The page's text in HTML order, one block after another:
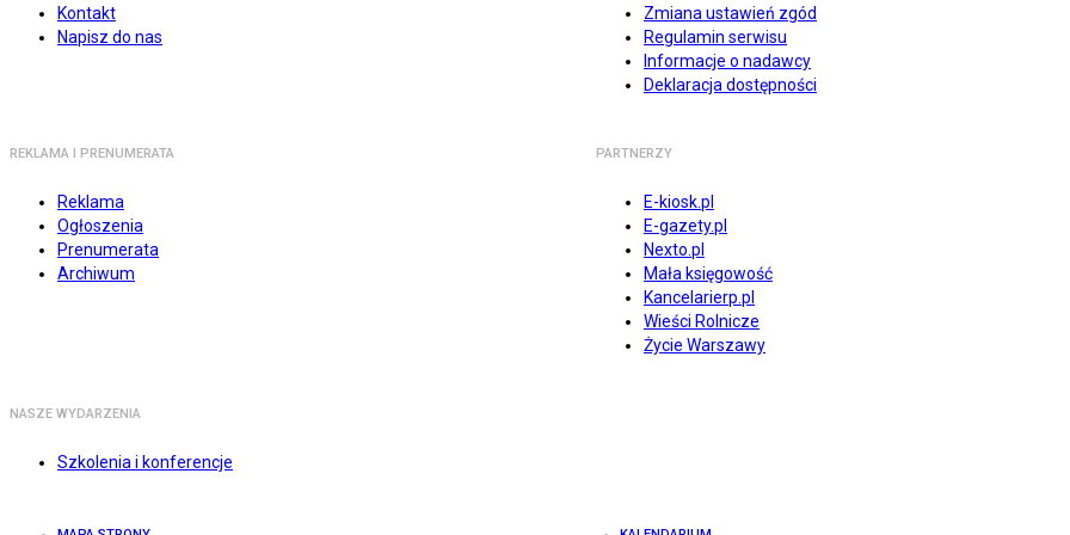
Kontakt
Napisz do nas
Zmiana ustawień zgód
Regulamin serwisu
Informacje o nadawcy
Deklaracja dostępności
REKLAMA I PRENUMERATA
Reklama
Ogłoszenia
Prenumerata
Archiwum
PARTNERZY
E-kiosk.pl
E-gazety.pl
Nexto.pl
Mała księgowość
Kancelarierp.pl
Wieści Rolnicze
Życie Warszawy
NASZE WYDARZENIA
Szkolenia i konferencje